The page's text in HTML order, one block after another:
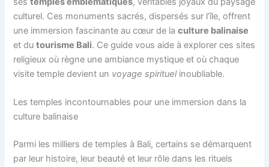
culturel. Ces monuments sacrés, dispersés sur l’île, offrent
une immersion fascinante au cœur de laculture balinaise
et dutourisme Bali. Ce guide vous aide à explorer ces sites
religieux où règne une ambiance mystique et où chaque
visite temple devient un voyage spirituelinoubliable.
Les temples incontournables pour une immersion dans la
culture balinaise
Parmi les milliers de temples à Bali, certains se démarquent
par leur histoire, leur beauté et leur rôle dans les rituels